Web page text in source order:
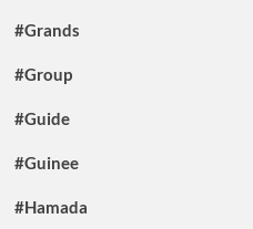
#Grands
#Group
#Guide
#Guinee
#Hamada